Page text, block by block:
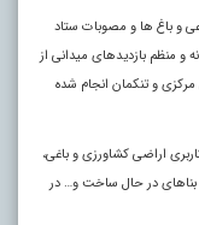
و باغ ها و مصوبات ستاد
و منظم بازدیدهای میدانی از
و تنکمان انجام شده
تبصره ۲ ماده ۱۰ قانون حفظ کاربری اراضی کشاورزی و باغی،
بناهای در حال ساخت و… در